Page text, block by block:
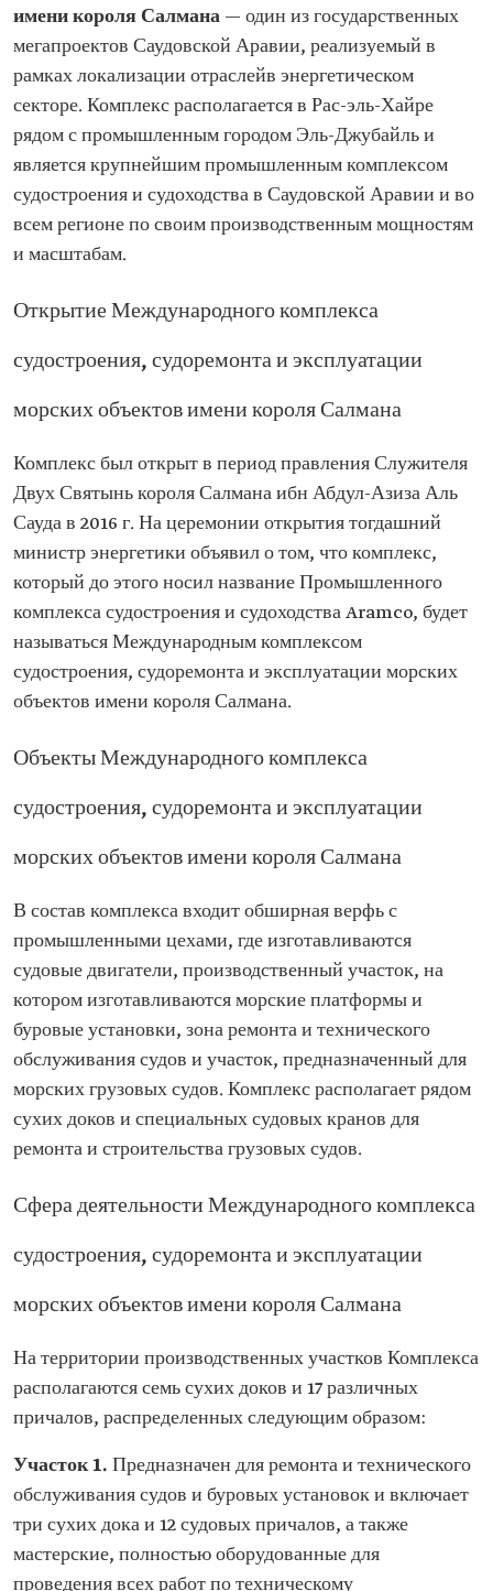
имени короля Салмана — один из государственных
мегапроектов Саудовской Аравии, реализуемый в
рамках локализации отраслейв энергетическом
секторе. Комплекс располагается в Рас-эль-Хайре
рядом с промышленным городом Эль-Джубайль и
является крупнейшим промышленным комплексом
судостроения и судоходства в Саудовской Аравии и во
всем регионе по своим производственным мощностям
и масштабам.
Открытие Международного комплекса
судостроения, судоремонта и эксплуатации
морских объектов имени короля Салмана
Комплекс был открыт в период правления Служителя
Двух Святынь короля Салмана ибн Абдул-Азиза Аль
Сауда в 2016 г. На церемонии открытия тогдашний
министр энергетики объявил о том, что комплекс,
который до этого носил название Промышленного
комплекса судостроения и судоходства Aramco, будет
называться Международным комплексом
судостроения, судоремонта и эксплуатации морских
объектов имени короля Салмана.
Объекты Международного комплекса
судостроения, судоремонта и эксплуатации
морских объектов имени короля Салмана
В состав комплекса входит обширная верфь с
промышленными цехами, где изготавливаются
судовые двигатели, производственный участок, на
котором изготавливаются морские платформы и
буровые установки, зона ремонта и технического
обслуживания судов и участок, предназначенный для
морских грузовых судов. Комплекс располагает рядом
сухих доков и специальных судовых кранов для
ремонта и строительства грузовых судов.
Сфера деятельности Международного комплекса
судостроения, судоремонта и эксплуатации
морских объектов имени короля Салмана
На территории производственных участков Комплекса
располагаются семь сухих доков и 17 различных
причалов, распределенных следующим образом:
Участок 1. Предназначен для ремонта и технического
обслуживания судов и буровых установок и включает
три сухих дока и 12 судовых причалов, а также
мастерские, полностью оборудованные для
проведения всех работ по техническому